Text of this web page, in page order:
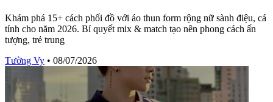
Khám phá 15+ cách phối đồ với áo thun form rộng nữ sành điệu, cá
tính cho năm 2026. Bí quyết mix & match tạo nên phong cách ấn
tượng, trẻ trung
Tường Vy • 08/07/2026